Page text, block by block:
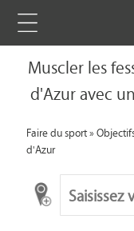
Muscler les
d'Azur avec
Faire du sport»
d'Azur